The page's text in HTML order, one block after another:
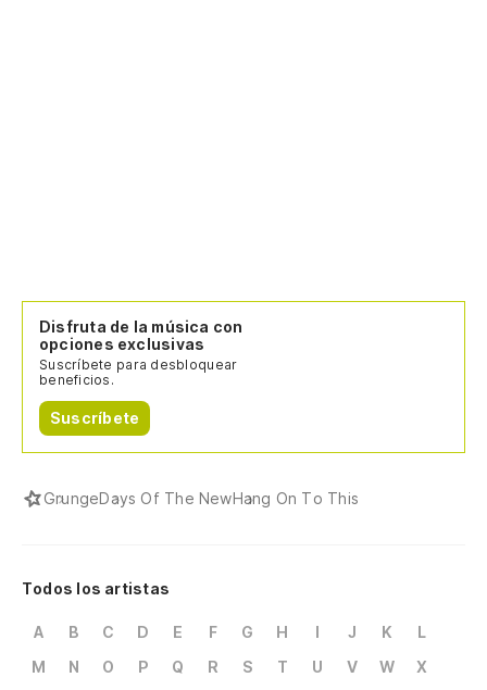
Disfruta de la música con
opciones exclusivas
Suscríbete para desbloquear
beneficios.
Suscríbete
GrungeDays Of The NewHang On To This
Todos los artistas
A B C D E F G H I J K
L
M
N O P Q R S T U V W
X